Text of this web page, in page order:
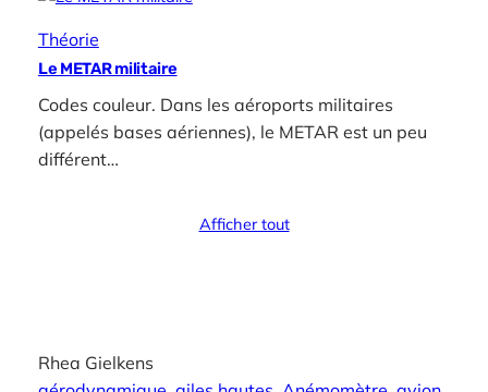
Théorie
Le METAR militaire
Codes couleur. Dans les aéroports militaires
(appelés bases aériennes), le METAR est un peu
différent…
Afficher tout
Rhea Gielkens